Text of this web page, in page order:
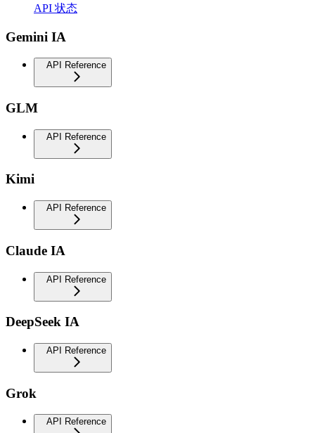
API 状态
Gemini IA
API Reference
GLM
API Reference
Kimi
API Reference
Claude IA
API Reference
DeepSeek IA
API Reference
Grok
API Reference